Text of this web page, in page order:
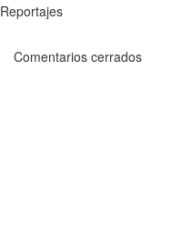
Reportajes
Comentarios cerrados